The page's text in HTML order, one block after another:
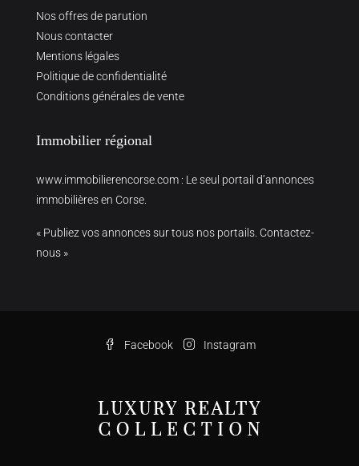
Nos offres de parution
Nous contacter
Mentions légales
Politique de confidentialité
Conditions générales de vente
Immobilier régional
www.immobilierencorse.com : Le seul portail d’annonces
immobilières en Corse.
« Publiez vos annonces sur tous nos portails. Contactez-
nous »
Facebook Instagram